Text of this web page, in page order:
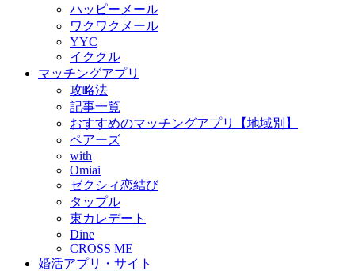
ハッピーメール
ワクワクメール
YYC
イククル
マッチングアプリ
攻略法
記事一覧
おすすめのマッチングアプリ【地域別】
ペアーズ
with
Omiai
ゼクシィ恋結び
タップル
東カレデート
Dine
CROSS ME
婚活アプリ・サイト